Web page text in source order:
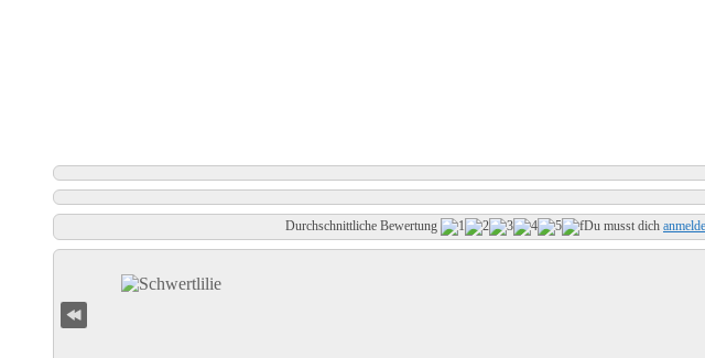
Durchschnittliche Bewertung Du musst dich